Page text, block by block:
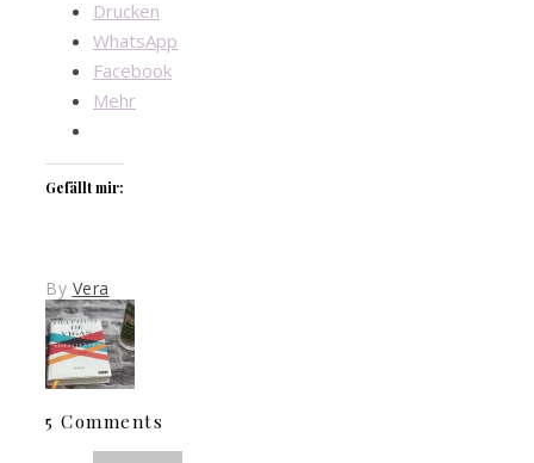
Drucken
WhatsApp
Facebook
Mehr
Gefällt mir:
By Vera
5 Comments